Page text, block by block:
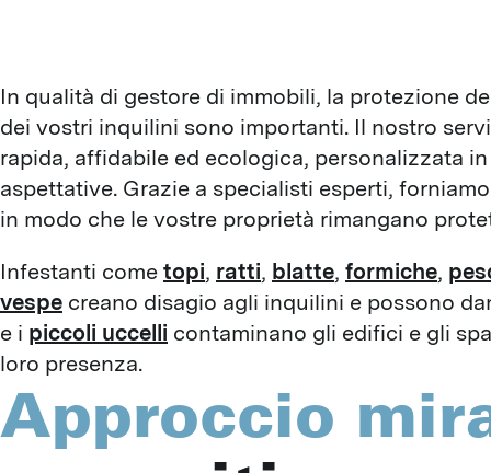
In qualità di gestore di immobili, la protezione
dei vostri inquilini sono importanti. Il nostro
rapida, affidabile ed ecologica, personalizzata
aspettative. Grazie a specialisti esperti,
in modo che le vostre proprietà rimangano
Infestanti come topi, ratti, blatte, formiche,
vespe creano disagio agli inquilini e possono
e i piccoli uccelli contaminano gli edifici e gli
loro presenza.
Approccio